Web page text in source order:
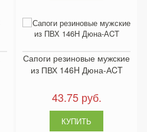
Сапоги резиновые мужские
из ПВХ 146H Дюна-АCT
43.75 руб.